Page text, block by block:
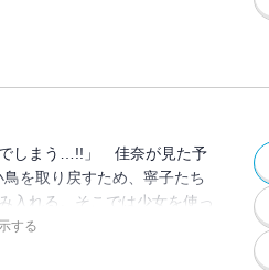
しまう…!!」 佳奈が見た予
を取り戻すため、寧子たち
入れる。そこでは少女を使っ
千穂を裏切り、小鳥を攫った
する